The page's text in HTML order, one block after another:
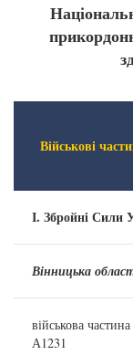
Військові
І. Збройні Сили
Вінницька
військова частина
А1231